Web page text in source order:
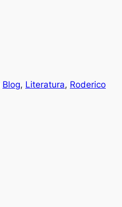
Blog, Literatura, Roderico